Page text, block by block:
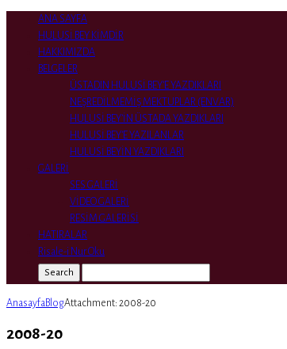
ANA SAYFA
HULUSİ BEY KİMDİR
HAKKIMIZDA
BELGELER
ÜSTADIN HULUSİ BEY’E YAZDIKLARI
NEŞREDİLMEMİŞ MEKTUPLAR (ENVAR)
HULUSİ BEY’İN ÜSTADA YAZDIKLARI
HULUSİ BEY’E YAZILANLAR
HULUSİ BEYİN YAZDIKLARI
GALERİ
SES GALERİ
VİDEO GALERİ
RESİM GALERİSİ
HATIRALAR
Risale-i Nur Oku
Search
AnasayfaBlogAttachment: 2008-20
2008-20